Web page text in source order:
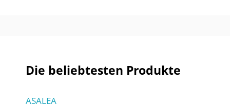
Die beliebtesten Produkte
ASALEA